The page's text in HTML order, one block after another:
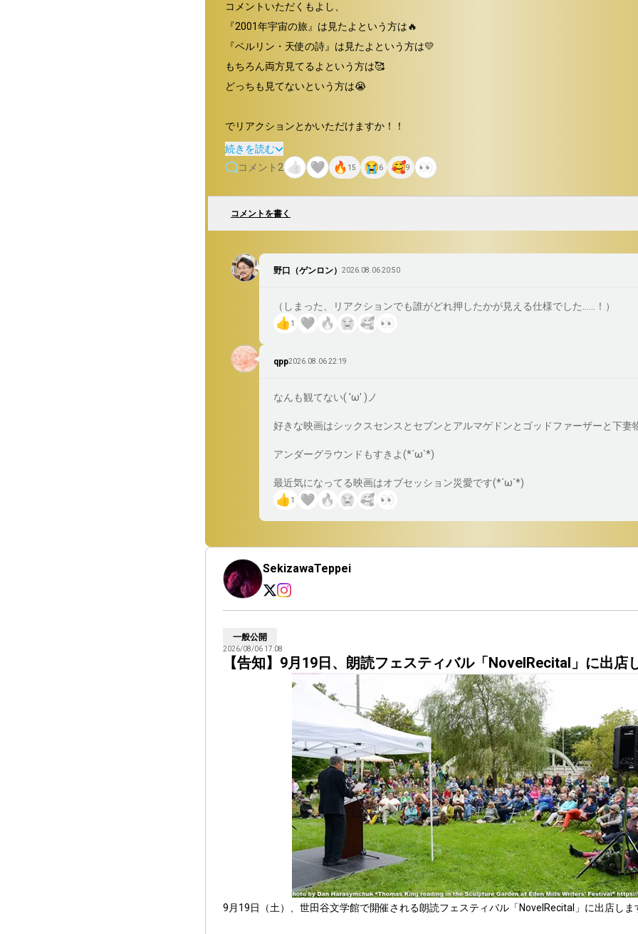
コメントいただくもよし、
『2001年宇宙の旅』は見たよという方は🔥
『ベルリン・天使の詩』は見たよという方は💛
もちろん両方見てるよという方は🥰
どっちも見てないという方は😭
でリアクションとかいただけますか！！
※ちなみに僕も『トゥルーマンショー』好きです！
続きを読む
コメント 2 15 6 9
コメントを書く
野口（ゲンロン） 2026.08.06 20:50
（しまった、リアクションでも誰がどれ押したかが見える仕様でした……！）
1
qpp2026.08.06 22:19
なんも観てない( 'ω' )ノ
好きな映画はシックスセンスとセブンとアルマゲドンとゴッドファーザーと下妻
アンダーグラウンドもすきよ(*´ω`*)
最近気になってる映画はオブセッション災愛です(*´ω`*)
1
SekizawaTeppei
一般公開
2026/08/06 17:08
【告知】9月19日、朗読フェスティバル「NovelRecital」に出店
9月19日（土）、世田谷文学館で開催される朗読フェスティバル「NovelRecital」に出店しま